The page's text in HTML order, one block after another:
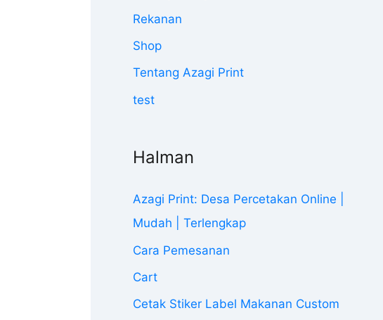
Rekanan
Shop
Tentang Azagi Print
test
Halman
Azagi Print: Desa Percetakan Online |
Mudah | Terlengkap
Cara Pemesanan
Cart
Cetak Stiker Label Makanan Custom